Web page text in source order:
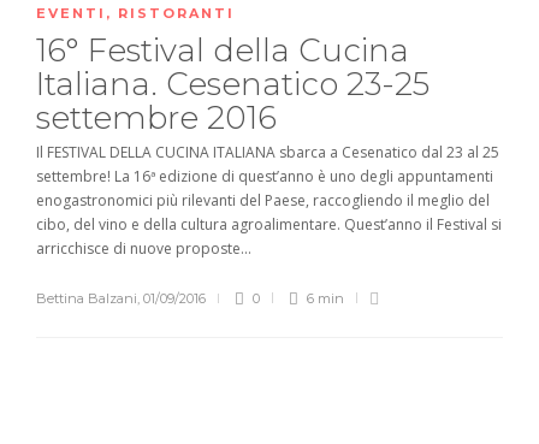
EVENTI , RISTORANTI
16° Festival della Cucina
Italiana. Cesenatico 23-25
settembre 2016
Il FESTIVAL DELLA CUCINA ITALIANA sbarca a Cesenatico dal 23 al 25
settembre! La 16ª edizione di quest’anno è uno degli appuntamenti
enogastronomici più rilevanti del Paese, raccogliendo il meglio del
cibo, del vino e della cultura agroalimentare. Quest’anno il Festival si
arricchisce di nuove proposte...
Bettina Balzani, 01/09/2016 0 6 min